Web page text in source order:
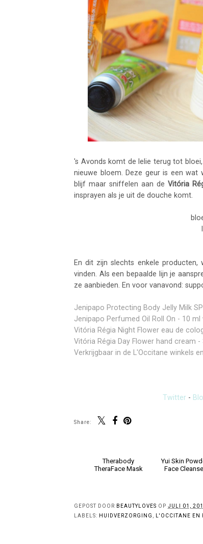
's Avonds komt de lelie terug tot
nieuwe bloem. Deze geur is een wat
blijf maar sniffelen aan de Vitória
insprayen als je uit de douche komt.
En dit zijn slechts enkele
vinden. Als een bepaalde lijn je
ze aanbieden. En voor vanavond:
Jenipapo Protecting Body Jelly Milk
Jenipapo Perfumed Oil Roll On - 10 ml
Vitória Régia Night Flower eau de
Vitória Régia Day Flower hand cream
Verkrijgbaar in de L'Occitane winkels
Twitter-
Share: